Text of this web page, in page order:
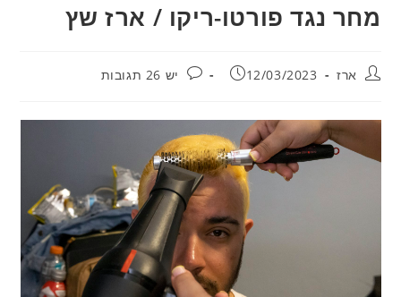
מחר נגד פורטו-ריקו / ארז שץ
מחבר:ארז פורסם:
12/03/2023 תגובות:
יש 26 תגובות